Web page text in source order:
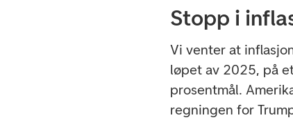
Stopp i
Vi venter at
løpet av 2025, på
prosentmål.
regningen for